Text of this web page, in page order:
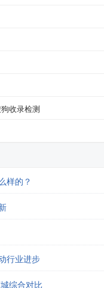
收录检测
样的？
行业进步
综合对比